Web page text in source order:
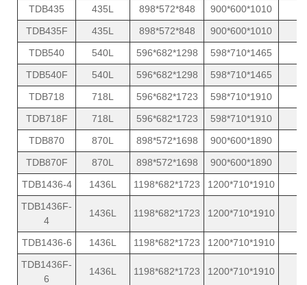
TDB435
435L 898*572*848 900*600*1010
TDB435F
435L 898*572*848 900*600*1010
TDB540
540L 596*682*1298 598*710*1465
TDB540F
540L 596*682*1298 598*710*1465
TDB718
718L 596*682*1723 598*710*1910
TDB718F
718L 596*682*1723 598*710*1910
TDB870
870L 898*572*1698 900*600*1890
TDB870F
870L 898*572*1698 900*600*1890
TDB1436-4
1436L 1198*682*1723 1200*710*1910
TDB1436F-
4
1436L 1198*682*1723 1200*710*1910
TDB1436-6 1436L 1198*682*1723 1200*710*1910
TDB1436F-
6
1436L 1198*682*1723 1200*710*1910